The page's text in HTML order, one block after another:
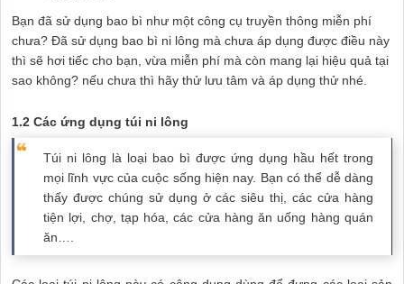
Bạn đã sử dụng bao bì như một công cụ truyền thông miễn phí
chưa? Đã sử dụng bao bì ni lông mà chưa áp dụng được điều này
thì sẽ hơi tiếc cho bạn, vừa miễn phí mà còn mang lại hiệu quả tại
sao không? nếu chưa thì hãy thử lưu tâm và áp dụng thử nhé.
1.2 Các ứng dụng túi ni lông
Túi ni lông là loại bao bì được ứng dụng hầu hết trong
mọi lĩnh vực của cuộc sống hiện nay. Bạn có thể dễ dàng
thấy được chúng sử dụng ở các siêu thị, các cửa hàng
tiện lợi, chợ, tạp hóa, các cửa hàng ăn uống hàng quán
ăn….